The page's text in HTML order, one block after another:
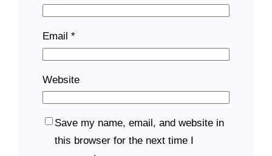
Email *
Website
Save my name, email, and website in
this browser for the next time I